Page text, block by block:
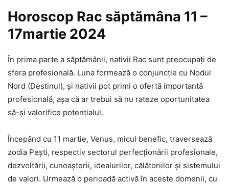
Horoscop Rac săptămâna 11 –
17martie 2024
În prima parte a săptămânii, nativii Rac sunt preocupați de
sfera profesională. Luna formează o conjuncție cu Nodul
Nord (Destinul), și nativii pot primi o ofertă importantă
profesională, așa că ar trebui să nu rateze oportunitatea
să-și valorifice potențialul.
Începând cu 11 martie, Venus, micul benefic, traversează
zodia Pești, respectiv sectorul perfecționării profesionale,
dezvoltării, cunoașterii, idealurilor, călătoriilor și sistemului
de valori. Urmează o perioadă activă în aceste domenii, cu